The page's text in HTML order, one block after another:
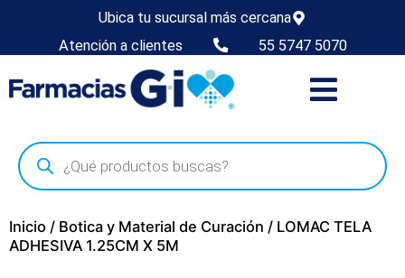
Ubica tu sucursal más cercana
Atención a clientes
55 5747 5070
Inicio / Botica y Material de Curación / LOMAC TELA
ADHESIVA 1.25CM X 5M